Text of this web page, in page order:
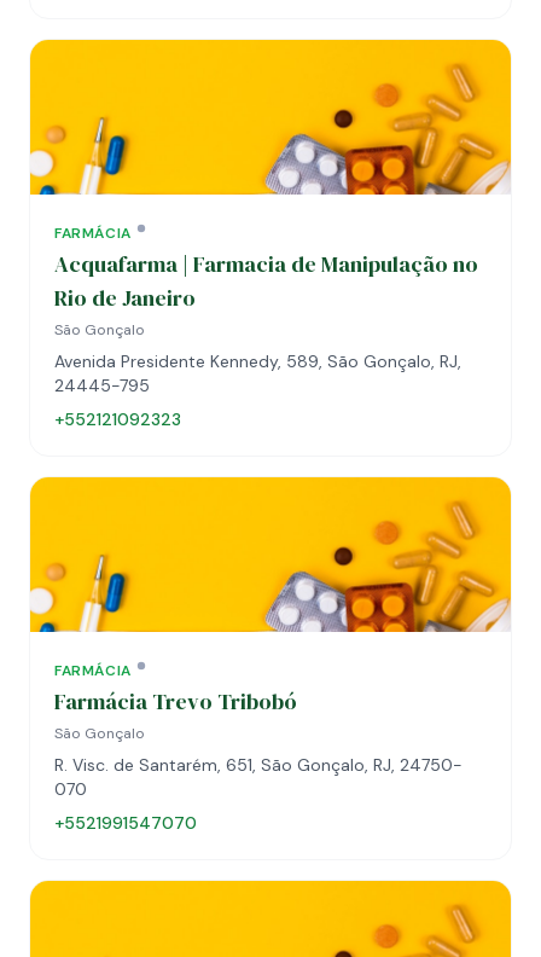
FARMÁCIA
Acquafarma | Farmacia de Manipulação no
Rio de Janeiro
São Gonçalo
Avenida Presidente Kennedy, 589, São Gonçalo, RJ,
24445-795
+552121092323
FARMÁCIA
Farmácia Trevo Tribobó
São Gonçalo
R. Visc. de Santarém, 651, São Gonçalo, RJ, 24750-
070
+5521991547070